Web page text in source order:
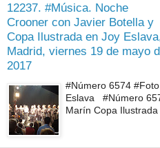
12237. #Música. Noche
Crooner con Javier Botella y
Copa Ilustrada en Joy
Madrid, viernes 19 de mayo
2017
#Número 6574
Eslava #Número
Marín Copa